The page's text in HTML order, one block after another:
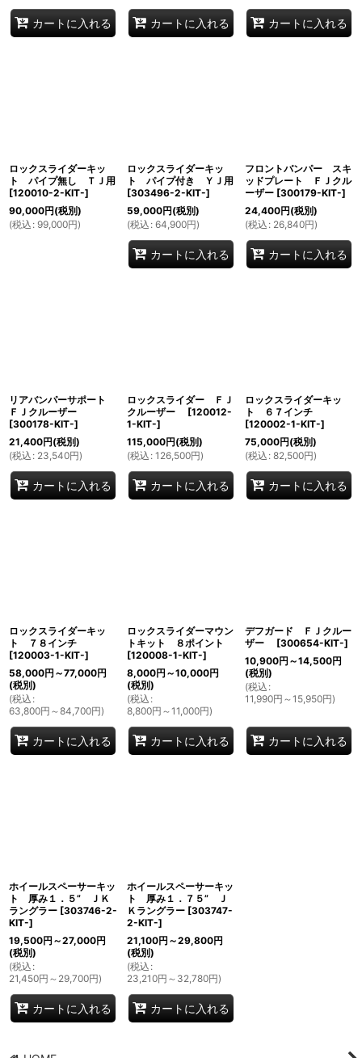
カートに入れる カートに入れる カートに入れる
ロックスライダーキッ
ト パイプ無し ＴＪ用
[120010-2-KIT-]
90,000円(税別)
(税込 : 99,000円)
ロックスライダーキッ
ト パイプ付き ＹＪ用
[303496-2-KIT-]
59,000円(税別)
(税込 : 64,900円)
カートに入れる
フロントバンパー スキ
ッドプレート ＦＪクル
ーザー [300179-KIT-]
24,400円(税別)
(税込 : 26,840円)
カートに入れる
リアバンパーサポート
ＦＪクルーザー
[300178-KIT-]
21,400円(税別)
(税込 : 23,540円)
カートに入れる
ロックスライダー ＦＪ
クルーザー
[120012-
1-KIT-]
115,000円(税別)
(税込 : 126,500円)
カートに入れる
ロックスライダーキッ
ト ６７インチ
[120002-1-KIT-]
75,000円(税別)
(税込 : 82,500円)
カートに入れる
ロックスライダーキッ
ト ７８インチ
[120003-1-KIT-]
58,000円 ～77,000円
(税別)
(税込 :
63,800円 ～84,700円)
カートに入れる
ロックスライダーマウン
トキット ８ポイント
[120008-1-KIT-]
8,000円 ～10,000円
(税別)
(税込 :
8,800円 ～11,000円)
カートに入れる
デフガード ＦＪクルー
ザー
[300654-KIT-]
10,900円 ～14,500円
(税別)
(税込 :
11,990円 ～15,950円)
カートに入れる
ホイールスペーサーキッ
ト 厚み１．５” ＪＫ
ラングラー [303746-2-
KIT-]
19,500円 ～27,000円
(税別)
(税込 :
21,450円 ～29,700円)
カートに入れる
ホイールスペーサーキッ
ト 厚み１．７５” Ｊ
Ｋラングラー [303747-
2-KIT-]
21,100円 ～29,800円
(税別)
(税込 :
23,210円 ～32,780円)
カートに入れる